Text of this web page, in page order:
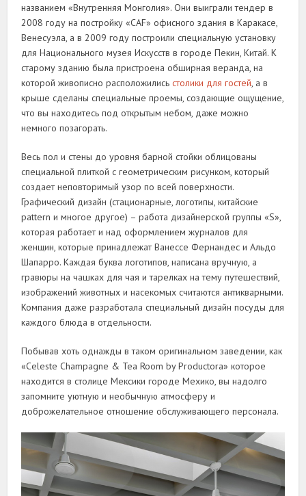
названием «Внутренняя Монголия». Они выиграли тендер в
2008 году на постройку «CAF» офисного здания в Каракасе,
Венесуэла, а в 2009 году построили специальную установку
для Национального музея Искусств в городе Пекин, Китай. К
старому зданию была пристроена обширная веранда, на
которой живописно расположилисьстолики для гостей, а в
крыше сделаны специальные проемы, создающие ощущение,
что вы находитесь под открытым небом, даже можно
немного позагорать.
Весь пол и стены до уровня барной стойки облицованы
специальной плиткой с геометрическим рисунком, который
создает неповторимый узор по всей поверхности.
Графический дизайн (стационарные, логотипы, китайские
pattern и многое другое) – работа дизайнерской группы «S»,
которая работает и над оформлением журналов для
женщин, которые принадлежат Ванессе Фернандес и Альдо
Шапарро. Каждая буква логотипов, написана вручную, а
гравюры на чашках для чая и тарелках на тему путешествий,
изображений животных и насекомых считаются антикварными.
Компания даже разработала специальный дизайн посуды для
каждого блюда в отдельности.
Побывав хоть однажды в таком оригинальном заведении, как
«Celeste Champagne & Tea Room by Productora» которое
находится в столице Мексики городе Мехико, вы надолго
запомните уютную и необычную атмосферу и
доброжелательное отношение обслуживающего персонала.